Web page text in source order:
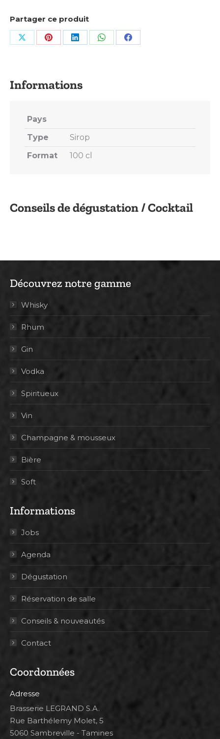
Partager ce produit
Share Share Share Share Share
Conseils de dégustation / Cocktail
Pays
Type
Sirop
Format
100 cl
Découvrez notre gamme
Whisky
Rhum
Gin
Vodka
Spiritueux
Vin
Champagne & mousseux
Bière
Soft
Informations
Jobs
Agenda
Dégustation
Réservation de salle
Conseils & nouveautés
Contact
Coordonnées
Adresse
Brasserie LEGRAND S.A.
Rue Barthélemy Molet, 5
5060 Sambreville - Tamines